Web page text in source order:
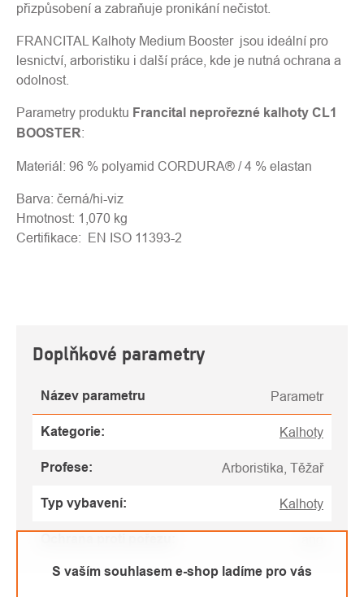
S vaším souhlasem e-shop ladíme pro vás
přizpůsobení a zabraňuje pronikání nečistot.
FRANCITAL Kalhoty Medium Booster jsou ideální pro
lesnictví, arboristiku i další práce, kde je nutná ochrana a
odolnost.
Parametry produktu Francital neprořezné kalhoty CL1
BOOSTER:
Materiál: 96 % polyamid CORDURA® / 4 % elastan
Barva: černá/hi-viz
Hmotnost: 1,070 kg
Certifikace: EN ISO 11393-2
Doplňkové parametry
Název parametru Parametr
Kategorie: Kalhoty
Profese: Arboristika, Těžař
Typ vybavení: Kalhoty